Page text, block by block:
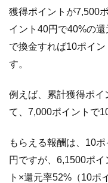
獲得ポイントが7,500
イント40円で40%の
で換金すれば10ポイ
す。
例えば、累計獲得ポイ
て、7,000ポイントで
もらえる報酬は、10
円ですが、6,1500ポ
ト×還元率52%（10ポ